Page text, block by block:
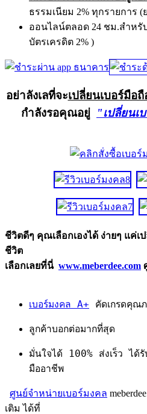
ธรรมเนียม 2% ทุกรายการ (
ออนไลน์ตลอด 24 ชม.สำหรั
บัตรเครดิต 2% )
อย่าลังเลที่จะเปลี่ยนเบอร์มือ
กำลังรอคุณอยู่
"เปลี่ยนเ
ชีวิตดีๆ คุณเลือกเองได้ ง่ายๆ แค่เ
ชีวิต
เลือกเลยที่นี่ www.meberdee.com
เบอร์มงคล A+ คัดเกรดคุณ
ลูกค้าบอกต่อมากที่สุด
มั่นใจได้ 100% ส่งเร็ว ได้
มืออาชีพ
ศูนย์จำหน่ายเบอร์มงคล
เติม ได้ที่